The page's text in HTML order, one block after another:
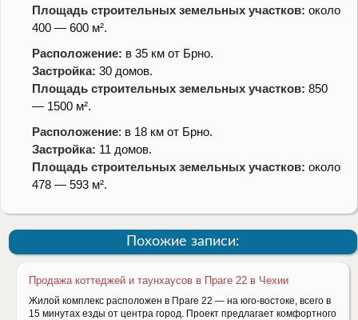
Площадь строительных земельных участков: около
400 — 600 м².
Расположение: в 35 км от Брно.
Застройка: 30 домов.
Площадь строительных земельных участков: 850
— 1500 м².
Расположение: в 18 км от Брно.
Застройка: 11 домов.
Площадь строительных земельных участков: около
478 — 593 м².
Похожие записи:
Продажа коттеджей и таунхаусов в Праге 22 в Чехии
Жилой комплекс расположен в Праге 22 — на юго-востоке, всего в
15 минутах езды от центра город. Проект предлагает комфортного